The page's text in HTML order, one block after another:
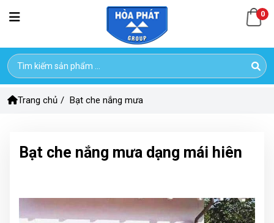
0
Trang chủ / Bạt che nắng mưa
Bạt che nắng mưa dạng mái hiên